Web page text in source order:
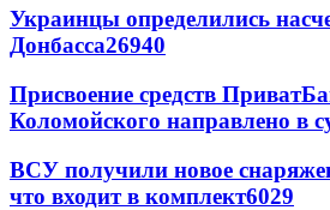
Украинцы определились
Донбасса26940
Присвоение средств
Коломойского направлено в
ВСУ получили новое
что входит в комплект6029